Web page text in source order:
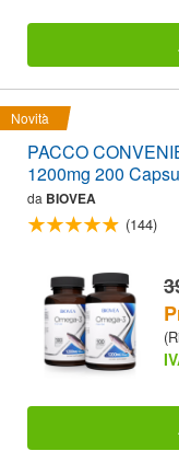
Novità
PACCO
1200mg 200
da BIOVEA
(144)